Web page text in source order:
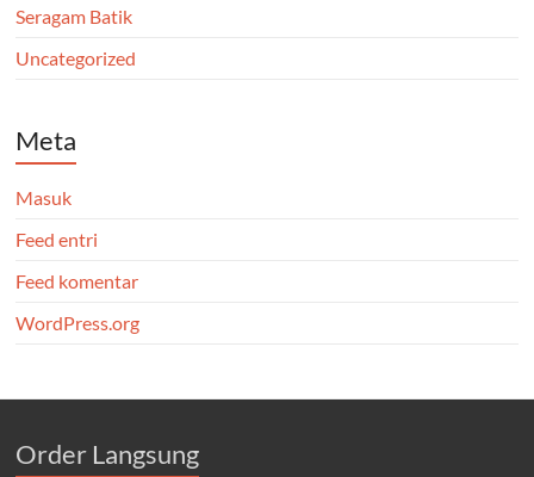
Seragam Batik
Uncategorized
Meta
Masuk
Feed entri
Feed komentar
WordPress.org
Order Langsung